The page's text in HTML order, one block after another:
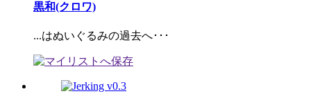
黒和(クロワ)
...はぬいぐるみの過去へ･･･